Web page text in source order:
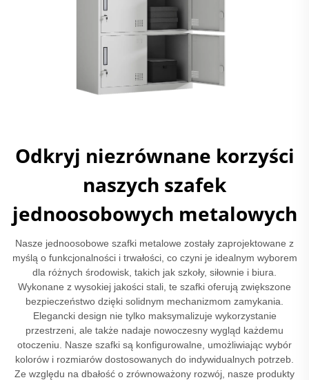
Odkryj niezrównane korzyści
naszych szafek
jednoosobowych metalowych
Nasze jednoosobowe szafki metalowe zostały zaprojektowane z
myślą o funkcjonalności i trwałości, co czyni je idealnym wyborem
dla różnych środowisk, takich jak szkoły, siłownie i biura.
Wykonane z wysokiej jakości stali, te szafki oferują zwiększone
bezpieczeństwo dzięki solidnym mechanizmom zamykania.
Elegancki design nie tylko maksymalizuje wykorzystanie
przestrzeni, ale także nadaje nowoczesny wygląd każdemu
otoczeniu. Nasze szafki są konfigurowalne, umożliwiając wybór
kolorów i rozmiarów dostosowanych do indywidualnych potrzeb.
Ze względu na dbałość o zrównoważony rozwój, nasze produkty